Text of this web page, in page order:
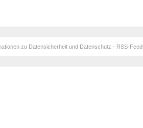
zu Datensicherheit und Datenschutz - RSS-